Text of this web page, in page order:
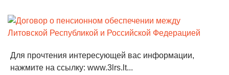
Для прочтения интересующей вас информации,
нажмите на ссылку: www.3lrs.lt...